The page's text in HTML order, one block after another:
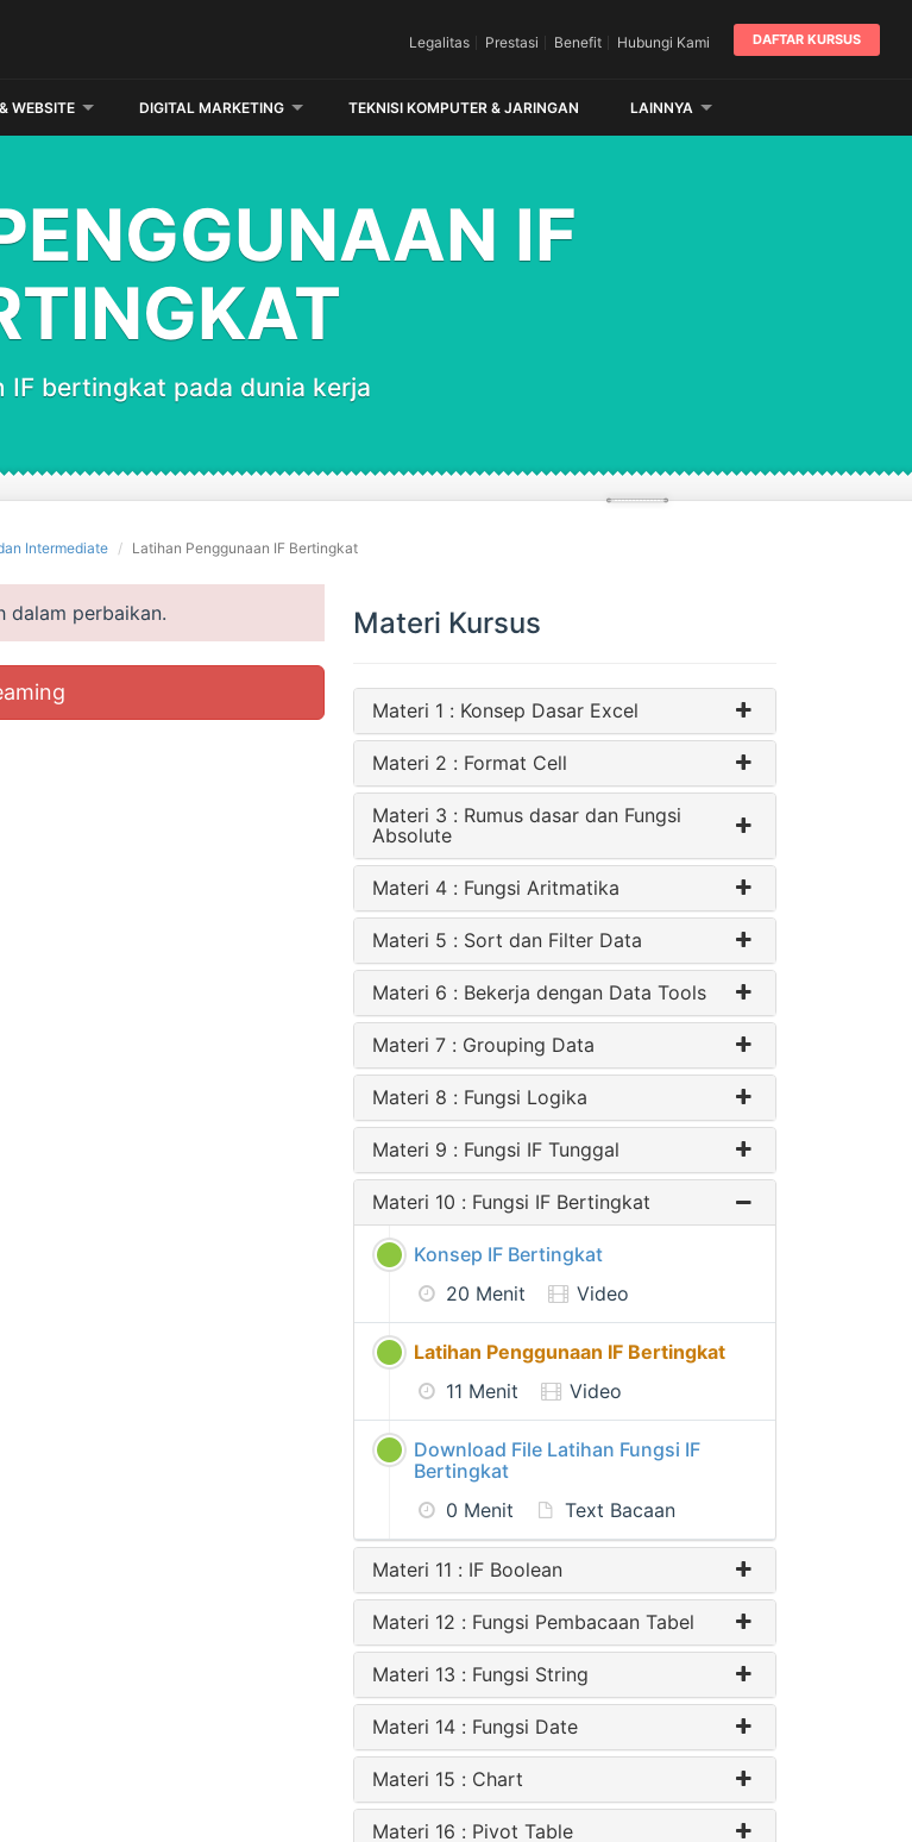
DAFTAR KURSUS
Legalitas Prestasi Benefit Hubungi Kami
WEBSITE DIGITAL MARKETING TEKNISI KOMPUTER & JARINGAN LAINNYA
IF
IF bertingkat pada dunia kerja
Intermediate Latihan Penggunaan IF Bertingkat
dalam perbaikan. Materi Kursus
Materi 1 : Konsep Dasar Excel
Materi 2 : Format Cell
Materi 3 : Rumus dasar dan Fungsi
Absolute
Materi 4 : Fungsi Aritmatika
Materi 5 : Sort dan Filter Data
Materi 6 : Bekerja dengan Data Tools
Materi 7 : Grouping Data
Materi 8 : Fungsi Logika
Materi 9 : Fungsi IF Tunggal
Materi 10 : Fungsi IF Bertingkat
Konsep IF Bertingkat
20 Menit
Video
Latihan Penggunaan IF Bertingkat
11 Menit
Video
Download File Latihan Fungsi IF
Bertingkat
0 Menit
Text Bacaan
Materi 11 : IF Boolean
Materi 12 : Fungsi Pembacaan Tabel
Materi 13 : Fungsi String
Materi 14 : Fungsi Date
Materi 15 : Chart
Materi 16 : Pivot Table